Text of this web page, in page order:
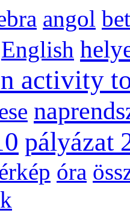
angol
English
activity
pályázat
óra